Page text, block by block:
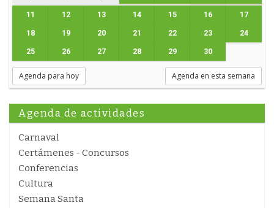
11 12 13 14 15 16 17
18 19 20 21 22 23 24
25 26 27 28 29 30
Agenda para hoy Agenda en esta semana
Agenda de actividades
Carnaval
Certámenes - Concursos
Conferencias
Cultura
Semana Santa